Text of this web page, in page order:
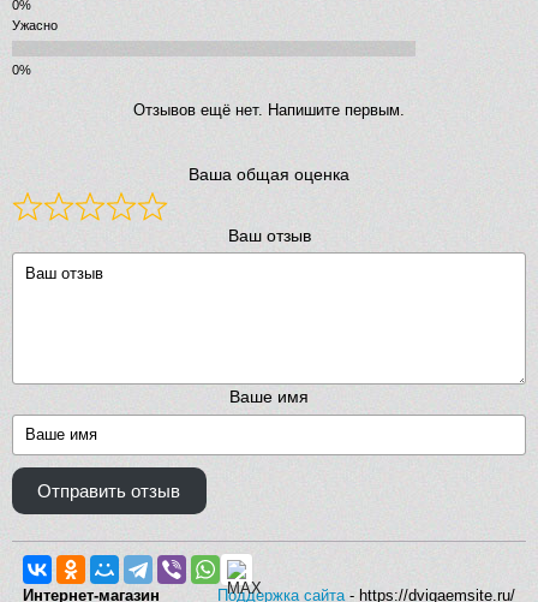
Ужасно
Отзывов ещё нет. Напишите первым.
Ваша общая оценка
Ваш отзыв
Ваше имя
Отправить отзыв
Поддержка сайта- https://dvigaemsite.ru/
Интернет-магазин